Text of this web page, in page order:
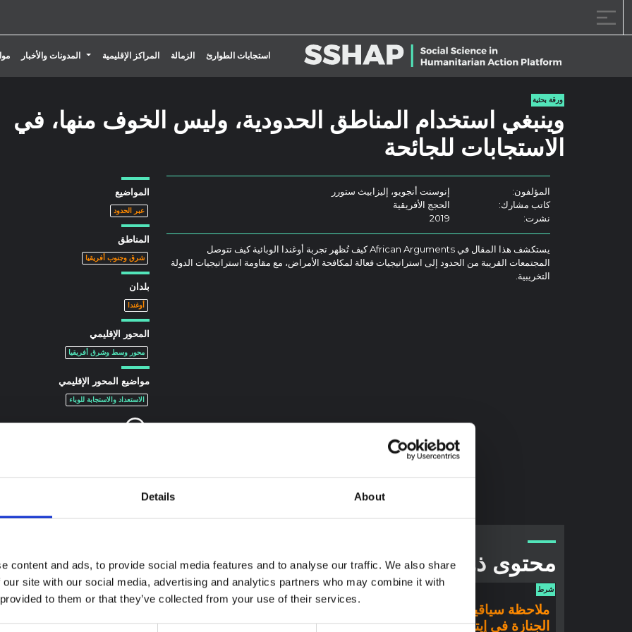
Details About
content and ads, to provide social media features and to analyse our traffic. We also share
site with our social media, advertising and analytics partners who may combine it with
to them or that they’ve collected from your use of their services.
استجابات الطوارئ الزمالة المراكز الإقليمية
تبديل القائمة المنسدلة
المدونات والأخبار
ورقة بحثية
وينبغي استخدام المناطق الحدودية، وليس الخوف منها، في
الاستجابات للجائحة
المؤلفون:
إنوسنت أنجويو، إليزابيث ستورر
كاتب مشارك:
الحجج الأفريقية
نشرت:
2019
يستكشف هذا المقال في African Arguments كيف تُظهر تجربة أوغندا الوبائية كيف تتوصل
المجتمعات القريبة من الحدود إلى استراتيجيات فعالة لمكافحة الأمراض، مع مقاومة استراتيجيات الدولة
التخريبية.
المواضيع
عبر الحدود
المناطق
شرق وجنوب أفريقيا
بلدان
أوغندا
المحور الإقليمي
محور وسط وشرق أفريقيا
مواضيع المحور الإقليمي
الاستعداد والاستجابة للوباء
محتوى ذو صلة
شرط
ملاحظة سياقية: ممارسات
الجنازة في إيتوري
ملاحظة سياقية حول تفشي
إيبولا بونديبوغيو في إيتوري